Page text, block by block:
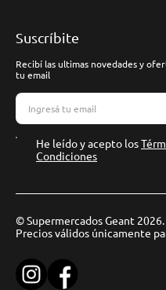
Suscríbite
Recibí las ultimas novedades y
tu email
He leído y acepto los
Condiciones
© Supermercados Geant
Precios válidos únicamente